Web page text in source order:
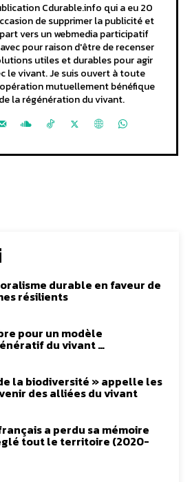
Cdurable.info qui a eu 20
de supprimer la publicité et
vers un webmedia participatif
pour raison d'être de recenser
utiles et durables pour agir
le vivant. Je suis ouvert à toute
mutuellement bénéfique
la régénération du vivant.
durable en faveur de
résilients
pour un modèle
du vivant …
de la biodiversité » appelle les
des alliées du vivant
a perdu sa mémoire
tout le territoire (2020-